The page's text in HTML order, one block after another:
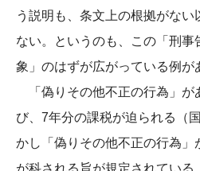
う説明も、条文上の根拠がない
ない。というのも、この「刑
象」のはずが広がっている例が
「偽りその他不正の行為」が
び、7年分の課税が迫られる（
かし「偽りその他不正の行為」
が科される旨が規定されてい